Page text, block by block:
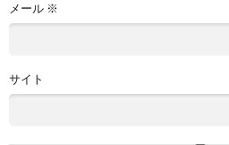
メール ※
サイト